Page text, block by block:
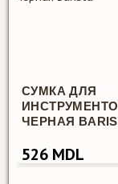
СУМКА ДЛЯ
ЧЕРНАЯ
526 MDL